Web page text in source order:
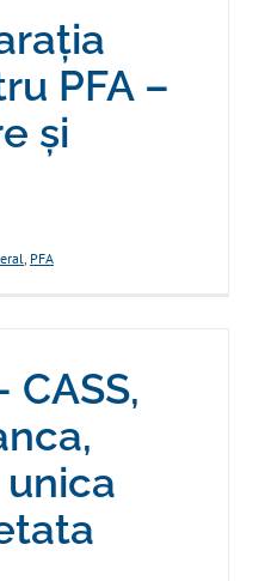
PFA –
și
, PFA
CASS,